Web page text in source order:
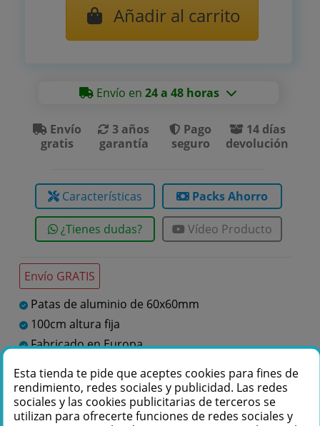
Envío GRATIS
Patas de aluminio de 60x60mm
100cm altura fija
Fabricado en Europa
Te podemos ayudar
+34 976 36 61 60
Añadir al carrito
Envío en24 a 48 horas
Envío
gratis
3 años
garantía
Pago
seguro
14 días
devolución
Características Packs Ahorro
¿Tienes dudas? Vídeo Producto
Esta tienda te pide que aceptes cookies para fines de
rendimiento, redes sociales y publicidad. Las redes
sociales y las cookies publicitarias de terceros se
utilizan para ofrecerte funciones de redes sociales y